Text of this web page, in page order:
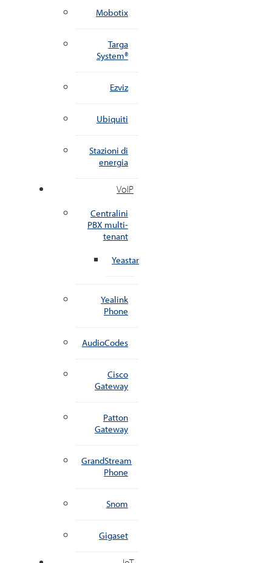
Mobotix
Targa
System®
Ezviz
Ubiquiti
Stazioni di
energia
VoIP
Centralini
PBX multi-
tenant
Yeastar
Yealink
Phone
AudioCodes
Cisco
Gateway
Patton
Gateway
GrandStream
Phone
Snom
Gigaset